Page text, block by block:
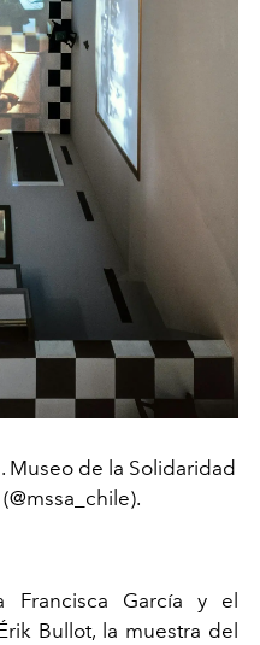
Museo de la Solidaridad
Francisca García y el
Bullot, la muestra del